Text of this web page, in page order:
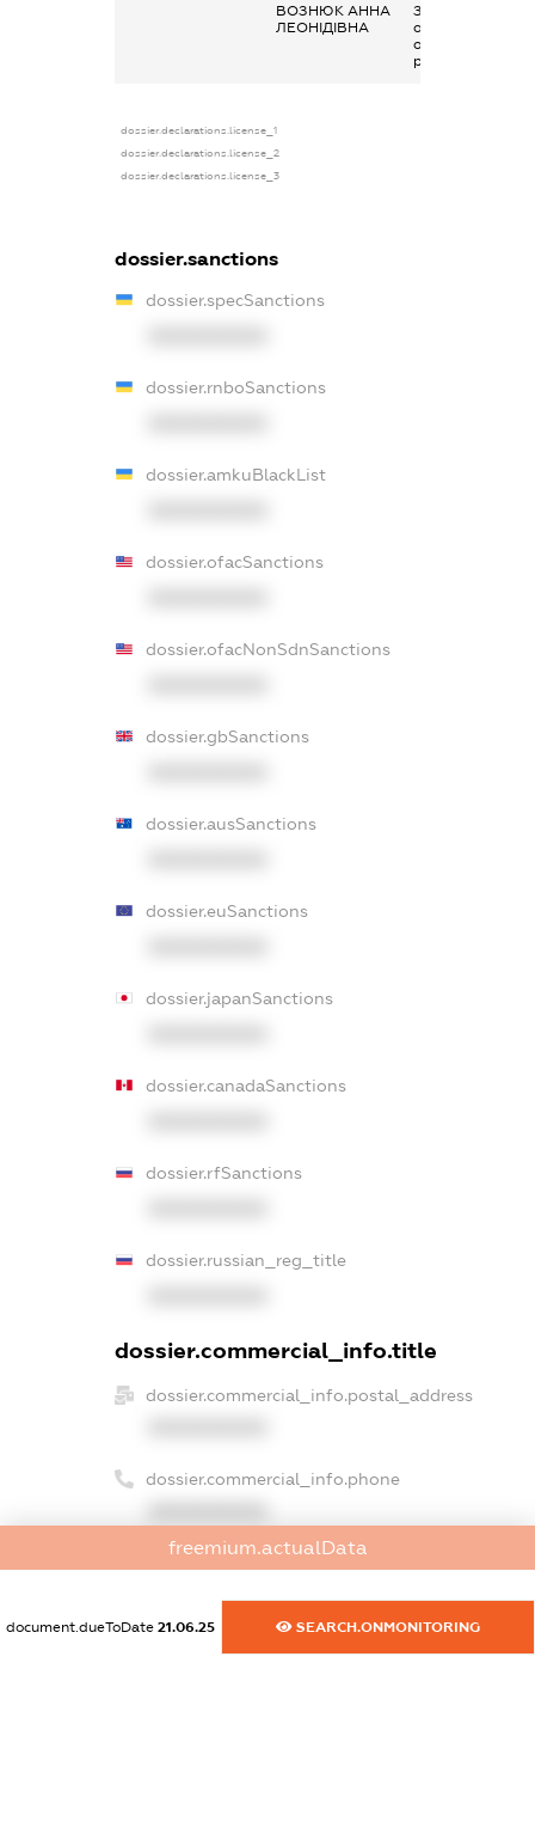
ВОЗНЮК АННА
ЛЕОНІДІВНА
Заробітна плата
отримана за
основним місцем
роботи
dossier.declarations.license_1
dossier.declarations.license_2
dossier.declarations.license_3
dossier.sanctions
dossier.specSanctions
dossier.rnboSanctions
dossier.amkuBlackList
dossier.ofacSanctions
dossier.ofacNonSdnSanctions
dossier.gbSanctions
dossier.ausSanctions
dossier.euSanctions
dossier.japanSanctions
dossier.canadaSanctions
dossier.rfSanctions
dossier.russian_reg_title
dossier.commercial_info.title
dossier.commercial_info.postal_address
dossier.commercial_info.phone
freemium.actualData
document.dueToDate 21.06.25 SEARCH.ONMONITORING